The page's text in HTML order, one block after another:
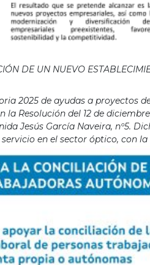
DE UN NUEVO
2025 de ayudas a
Resolución del 12 de
Jesús García Naveira, nº5.
en el sector óptico, con